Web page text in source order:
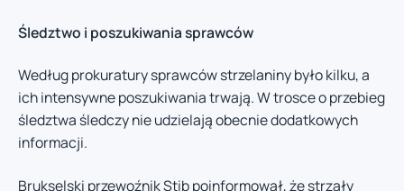
Śledztwo i poszukiwania sprawców
Według prokuratury sprawców strzelaniny było kilku, a
ich intensywne poszukiwania trwają. W trosce o przebieg
śledztwa śledczy nie udzielają obecnie dodatkowych
informacji.
Brukselski przewoźnik Stib poinformował, że strzały